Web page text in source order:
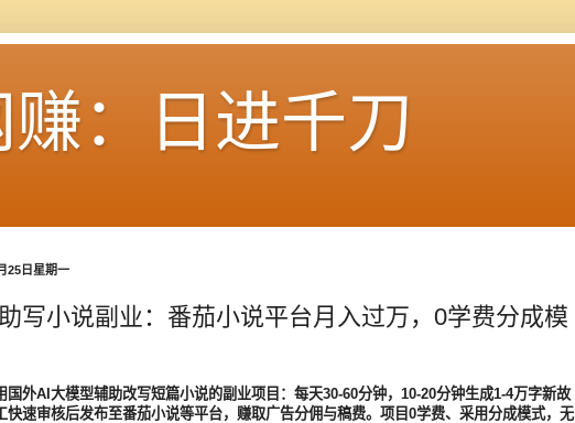
赚：日进千刀
25日星期一
写小说副业：番茄小说平台月入过万，0学费分成模
国外AI大模型辅助改写短篇小说的副业项目：每天30-60分钟，10-20分钟生成1-4万字新故
快速审核后发布至番茄小说等平台，赚取广告分佣与稿费。项目0学费、采用分成模式，无